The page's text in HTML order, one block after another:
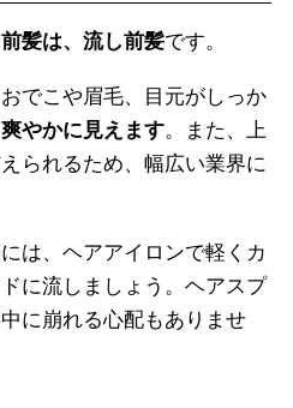
髪は、流し前髪です。
でこや眉毛、目元がしっか
やかに見えます。また、上
られるため、幅広い業界に
は、ヘアアイロンで軽くカ
に流しましょう。ヘアスプ
に崩れる心配もありませ